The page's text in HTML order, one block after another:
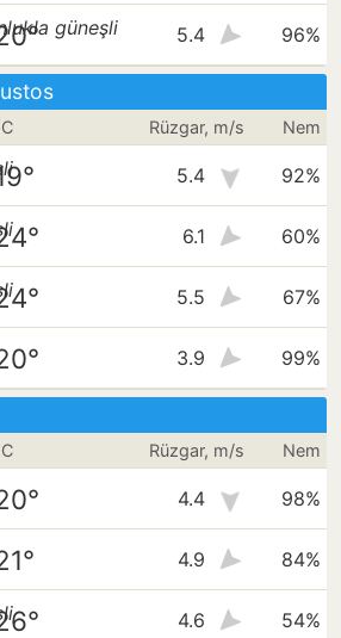
5.4 96%
Rüzgar, m/s Nem
5.4 92%
6.1 60%
5.5 67%
3.9 99%
Rüzgar, m/s Nem
4.4 98%
4.9 84%
4.6 54%